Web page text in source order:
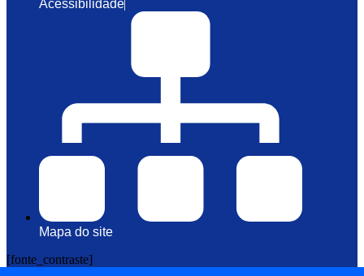
Acessibilidade
Mapa do site
[fonte_contraste]